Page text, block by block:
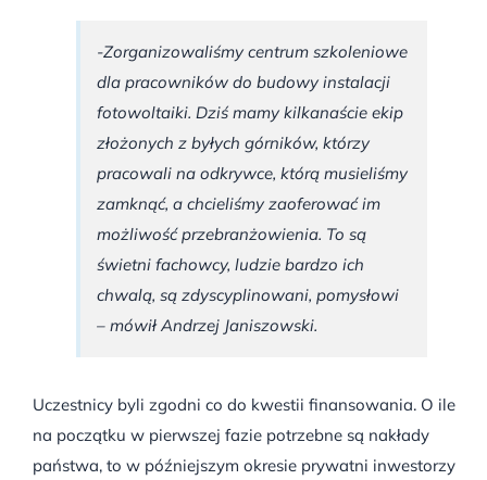
-Zorganizowaliśmy centrum szkoleniowe
dla pracowników do budowy instalacji
fotowoltaiki. Dziś mamy kilkanaście ekip
złożonych z byłych górników, którzy
pracowali na odkrywce, którą musieliśmy
zamknąć, a chcieliśmy zaoferować im
możliwość przebranżowienia. To są
świetni fachowcy, ludzie bardzo ich
chwalą, są zdyscyplinowani, pomysłowi
– mówił Andrzej Janiszowski.
Uczestnicy byli zgodni co do kwestii finansowania. O ile
na początku w pierwszej fazie potrzebne są nakłady
państwa, to w późniejszym okresie prywatni inwestorzy